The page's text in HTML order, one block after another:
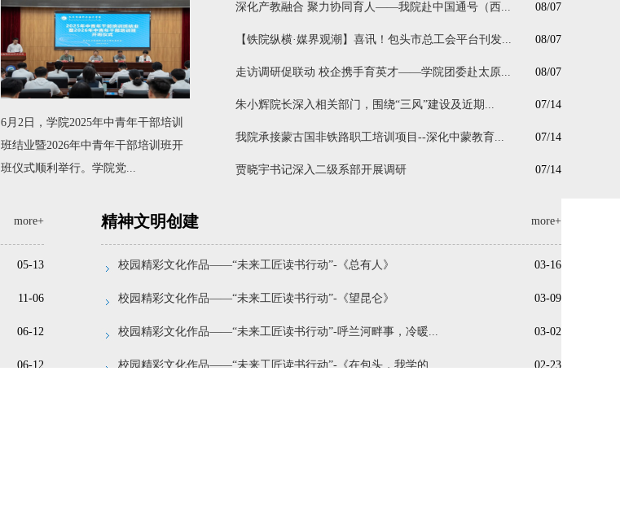
6月2日，学院2025年中青年干部培训
班结业暨2026年中青年干部培训班开
班仪式顺利举行。学院党...
深化产教融合 聚力协同育人——我院赴中国通号（西... 08/07
【铁院纵横·媒界观潮】喜讯！包头市总工会平台刊发... 08/07
走访调研促联动 校企携手育英才——学院团委赴太原... 08/07
朱小辉院长深入相关部门，围绕“三风”建设及近期... 07/14
我院承接蒙古国非铁路职工培训项目--深化中蒙教育... 07/14
贾晓宇书记深入二级系部开展调研 07/14
more+
05-13
11-06
06-12
06-12
精神文明创建 more+
校园精彩文化作品——“未来工匠读书行动”-《总有人》 03-16
校园精彩文化作品——“未来工匠读书行动”-《望昆仑》 03-09
校园精彩文化作品——“未来工匠读书行动”-呼兰河畔事，冷暖... 03-02
校园精彩文化作品——“未来工匠读书行动”-《在包头，我学的... 02-23